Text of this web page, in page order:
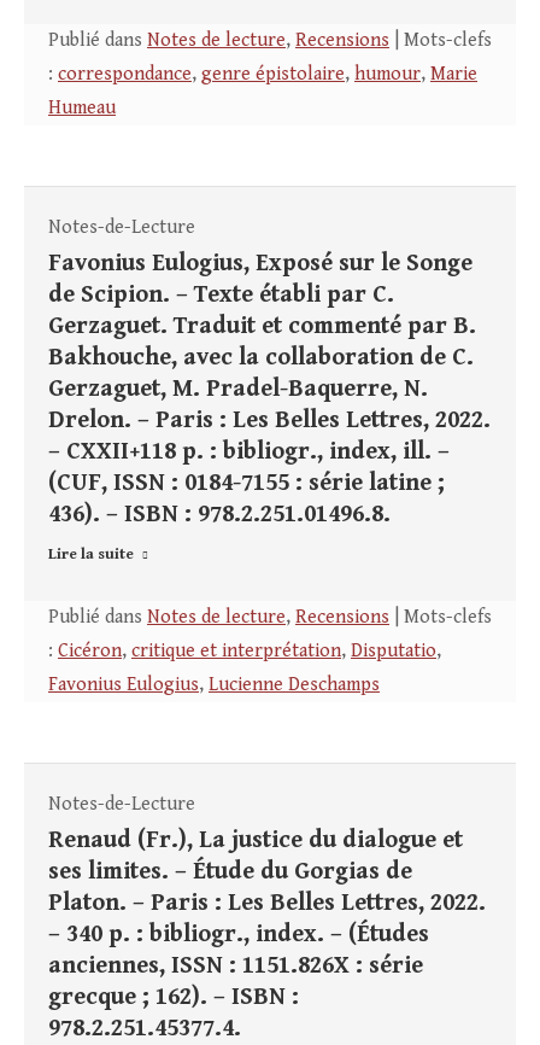
Publié dans Notes de lecture, Recensions | Mots-clefs
: correspondance, genre épistolaire, humour, Marie
Humeau
Notes-de-Lecture
Favonius Eulogius, Exposé sur le Songe
de Scipion. – Texte établi par C.
Gerzaguet. Traduit et commenté par B.
Bakhouche, avec la collaboration de C.
Gerzaguet, M. Pradel-Baquerre, N.
Drelon. – Paris : Les Belles Lettres, 2022.
– CXXII+118 p. : bibliogr., index, ill. –
(CUF, ISSN : 0184-7155 : série latine ;
436). – ISBN : 978.2.251.01496.8.
Lire la suite
Publié dans Notes de lecture, Recensions | Mots-clefs
: Cicéron, critique et interprétation, Disputatio,
Favonius Eulogius, Lucienne Deschamps
Notes-de-Lecture
Renaud (Fr.), La justice du dialogue et
ses limites. – Étude du Gorgias de
Platon. – Paris : Les Belles Lettres, 2022.
– 340 p. : bibliogr., index. – (Études
anciennes, ISSN : 1151.826X : série
grecque ; 162). – ISBN :
978.2.251.45377.4.